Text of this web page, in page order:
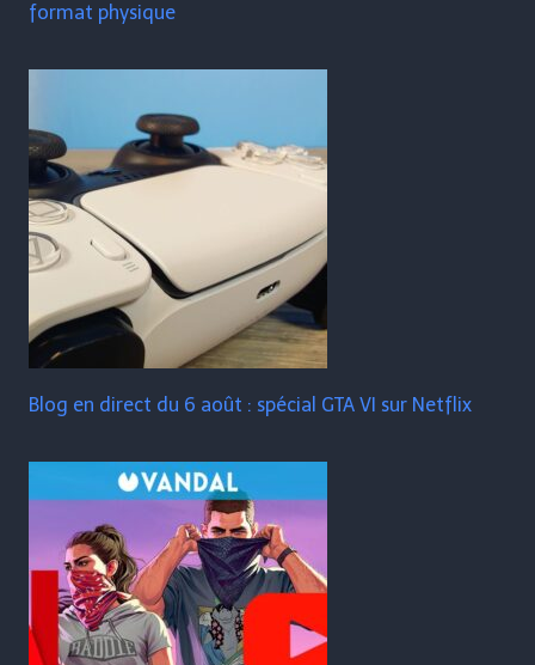
format physique
Blog en direct du 6 août : spécial GTA VI sur Netflix